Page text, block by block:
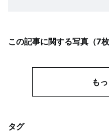
この記事に関する写真（7枚
も
タグ